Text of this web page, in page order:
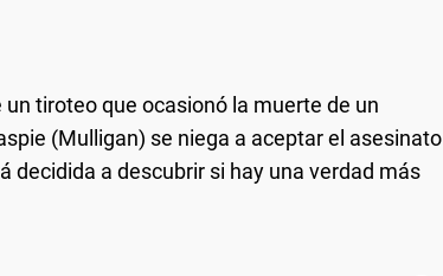
tiroteo que ocasionó la muerte de un
(Mulligan) se niega a aceptar el asesinato
decidida a descubrir si hay una verdad más